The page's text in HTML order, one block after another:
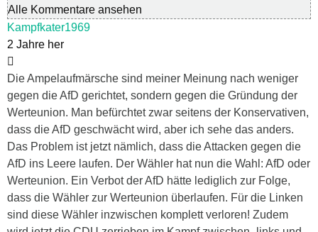
Alle Kommentare ansehen
Kampfkater1969
2 Jahre her
Die Ampelaufmärsche sind meiner Meinung nach weniger
gegen die AfD gerichtet, sondern gegen die Gründung der
Werteunion. Man befürchtet zwar seitens der Konservativen,
dass die AfD geschwächt wird, aber ich sehe das anders.
Das Problem ist jetzt nämlich, dass die Attacken gegen die
AfD ins Leere laufen. Der Wähler hat nun die Wahl: AfD oder
Werteunion. Ein Verbot der AfD hätte lediglich zur Folge,
dass die Wähler zur Werteunion überlaufen. Für die Linken
sind diese Wähler inzwischen komplett verloren! Zudem